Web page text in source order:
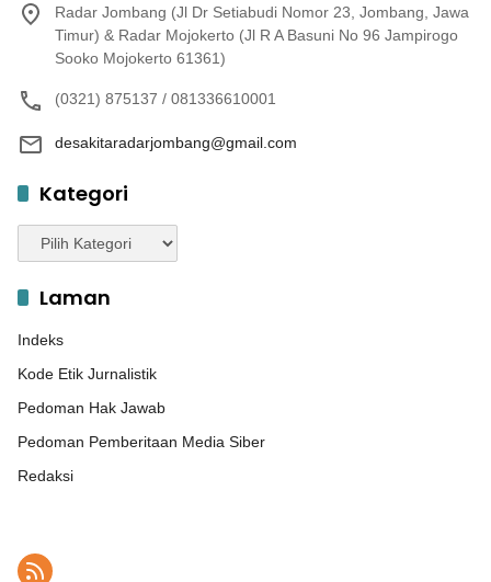
Radar Jombang (Jl Dr Setiabudi Nomor 23, Jombang, Jawa
Timur) & Radar Mojokerto (Jl R A Basuni No 96 Jampirogo
Sooko Mojokerto 61361)
(0321) 875137 / 081336610001
desakitaradarjombang@gmail.com
Kategori
Kategori
Laman
Indeks
Kode Etik Jurnalistik
Pedoman Hak Jawab
Pedoman Pemberitaan Media Siber
Redaksi